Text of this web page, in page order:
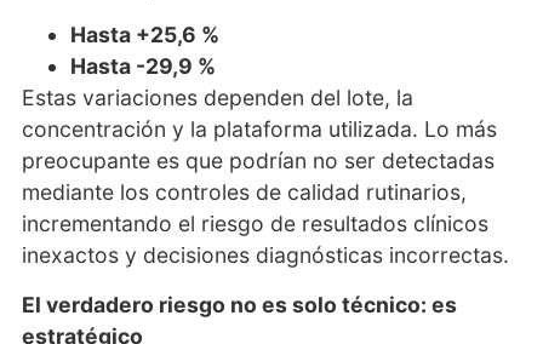
Hasta +25,6 %
Hasta -29,9 %
Estas variaciones dependen del lote, la
concentración y la plataforma utilizada. Lo más
preocupante es que podrían no ser detectadas
mediante los controles de calidad rutinarios,
incrementando el riesgo de resultados clínicos
inexactos y decisiones diagnósticas incorrectas.
El verdadero riesgo no es solo técnico: es
estratégico